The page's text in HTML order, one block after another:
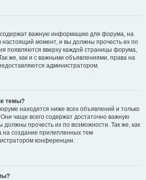
важную информацию для форума, на
настоящий момент, и вы должны прочесть их по
появляются вверху каждой страницы форума,
же, как и с важными объявлениями, права на
администратором.
темы?
находятся ниже всех объявлений и только
чаще всего содержат достаточно важную
прочесть их по возможности. Так же, как
на создание прилепленных тем
конференции.